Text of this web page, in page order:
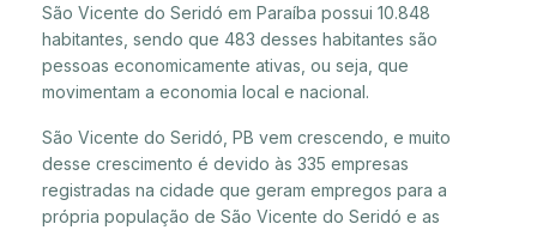
São Vicente do Seridó em Paraíba possui 10.848
habitantes, sendo que 483 desses habitantes são
pessoas economicamente ativas, ou seja, que
movimentam a economia local e nacional.
São Vicente do Seridó, PB vem crescendo, e muito
desse crescimento é devido às 335 empresas
registradas na cidade que geram empregos para a
própria população de São Vicente do Seridó e as